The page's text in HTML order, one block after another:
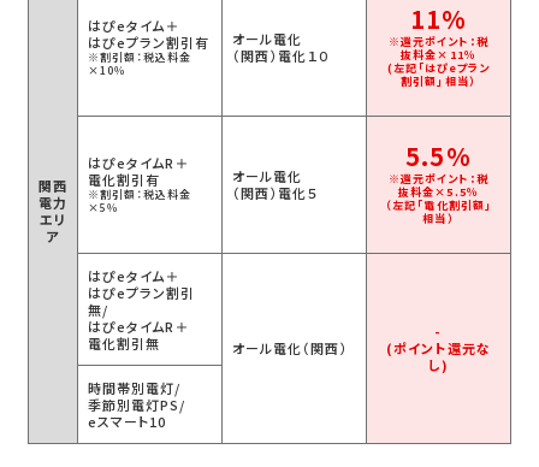
関西
電力
エリ
ア
はぴeタイム＋
はぴeプラン割引有
※割引額：税込料金
×10％
オール電化
（関西）電化１０
11%
※還元ポイント：税
抜料金×11％
(左記「はぴeプラン
割引額」相当）
はぴeタイムR＋
電化割引有
※割引額：税込料金
×5％
オール電化
（関西）電化５
5.5%
※還元ポイント：税
抜料金×5.5％
（左記「電化割引額」
相当）
はぴeタイム＋
はぴeプラン割引
無/
はぴeタイムR＋
電化割引無
オール電化（関西）
-
(ポイント還元な
し)
時間帯別電灯/
季節別電灯PS/
eスマート10